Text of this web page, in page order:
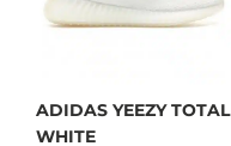
ADIDAS YEEZY TOTAL
WHITE